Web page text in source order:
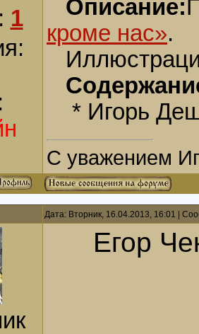
1
Описание:
кроме нас».
* Игорь
С уважением
Дата: Вторник, 16.04.2013, 16:01 |
Егор